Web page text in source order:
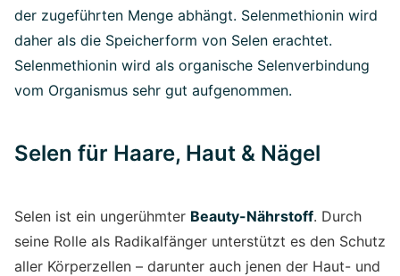
der zugeführten Menge abhängt. Selenmethionin wird
daher als die Speicherform von Selen erachtet.
Selenmethionin wird als organische Selenverbindung
vom Organismus sehr gut aufgenommen.
Selen für Haare, Haut & Nägel
Selen ist ein ungerühmter Beauty-Nährstoff. Durch
seine Rolle als Radikalfänger unterstützt es den Schutz
aller Körperzellen – darunter auch jenen der Haut- und